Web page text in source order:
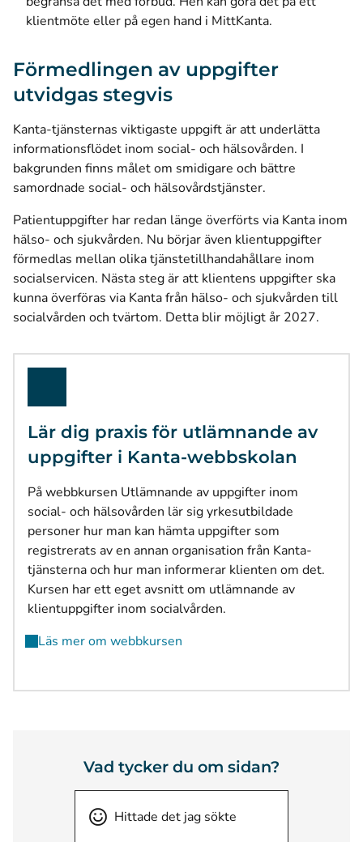
klientmöte eller på egen hand i MittKanta.
Förmedlingen av uppgifter
utvidgas stegvis
Kanta-tjänsternas viktigaste uppgift är att underlätta
informationsflödet inom social- och hälsovården. I
bakgrunden finns målet om smidigare och bättre
samordnade social- och hälsovårdstjänster.
Patientuppgifter har redan länge överförts via Kanta inom
hälso- och sjukvården. Nu börjar även klientuppgifter
förmedlas mellan olika tjänstetillhandahållare inom
socialservicen. Nästa steg är att klientens uppgifter ska
kunna överföras via Kanta från hälso- och sjukvården till
socialvården och tvärtom. Detta blir möjligt år 2027.
Lär dig praxis för utlämnande av
uppgifter i Kanta-webbskolan
På webbkursen Utlämnande av uppgifter inom
social- och hälsovården lär sig yrkesutbildade
personer hur man kan hämta uppgifter som
registrerats av en annan organisation från Kanta-
tjänsterna och hur man informerar klienten om det.
Kursen har ett eget avsnitt om utlämnande av
klientuppgifter inom socialvården.
Läs mer om webbkursen
Vad tycker du om sidan?
Hittade det jag sökte